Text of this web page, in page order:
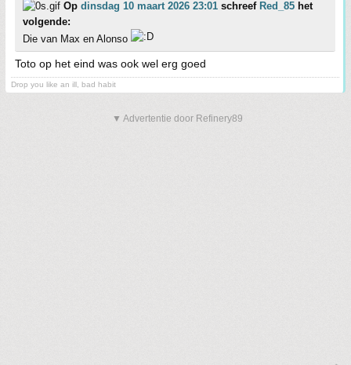
Op dinsdag 10 maart 2026 23:01 schreef Red_85 het
volgende:
Die van Max en Alonso
Toto op het eind was ook wel erg goed
Drop you like an ill, bad habit
▼ Advertentie door Refinery89